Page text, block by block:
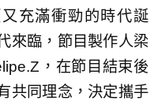
充滿衝勁的時代誕
來臨，節目製作人梁
，在節目結束後
共同理念，決定攜手